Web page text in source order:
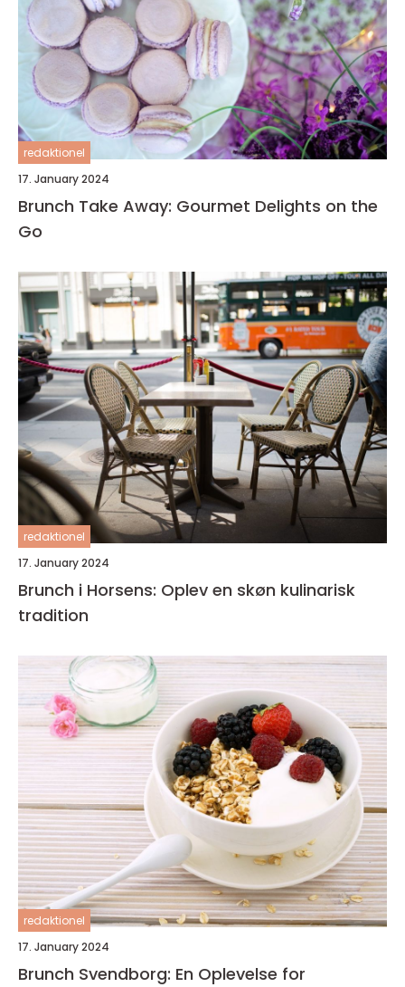
redaktionel
17. January 2024
Brunch Take Away: Gourmet Delights on the
Go
redaktionel
17. January 2024
Brunch i Horsens: Oplev en skøn kulinarisk
tradition
redaktionel
17. January 2024
Brunch Svendborg: En Oplevelse for